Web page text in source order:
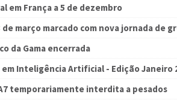
em França a 5 de dezembro
de março marcado com nova jornada de
da Gama encerrada
em Inteligência Artificial - Edição Janeiro
temporariamente interdita a pesados